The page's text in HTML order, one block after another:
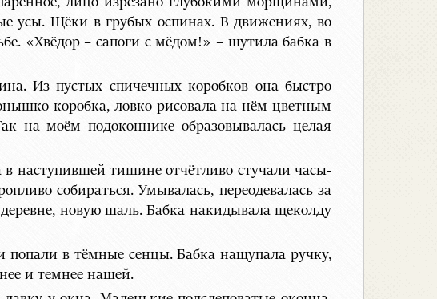
усы. Щёки в грубых оспинах. В движениях, во
«Хвёдор – сапоги с мёдом!» – шутила бабка в
Из пустых спичечных коробков она быстро
коробка, ловко рисовала на нём цветным
на моём подоконнике образовывалась целая
наступившей тишине отчётливо стучали часы-
собираться. Умывалась, переодевалась за
деревне, новую шаль. Бабка накидывала щеколду
попали в тёмные сенцы. Бабка нащупала ручку,
и темнее нашей.